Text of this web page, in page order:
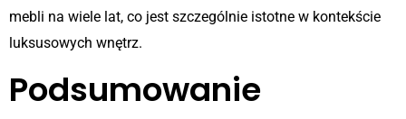
mebli na wiele lat, co jest szczególnie istotne w kontekście
luksusowych wnętrz.
Podsumowanie